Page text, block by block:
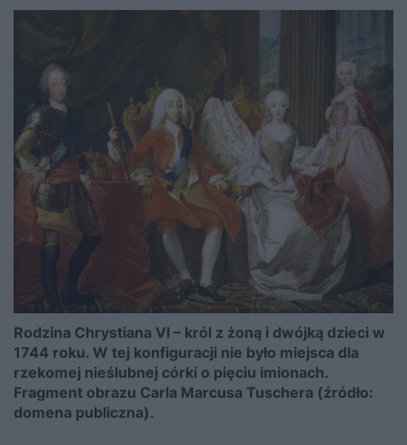
Rodzina Chrystiana VI – król z żoną i dwójką dzieci w
1744 roku. W tej konfiguracji nie było miejsca dla
rzekomej nieślubnej córki o pięciu imionach.
Fragment obrazu Carla Marcusa Tuschera (źródło:
domena publiczna).